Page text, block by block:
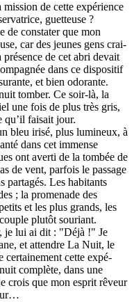
de cette expé­­rience
guet­­teuse ?
de cons­­ta­­ter que mon
car des jeunes gens crai­­
de cet abri devait
dans ce dis­­po­­si­­tif
et bien odo­­rante.
tomber. Ce soir-là, la
une fois de plus très gris,
qu’il fai­­sait jour.
bleu irisé, plus lumi­­neux, à
dans cet immense
ont averti de la tombée de
de vent, par­­fois le pas­­sage
par­­ta­­gés. Les habi­­tants
; la pro­­me­­nade des
et les plus grands, les
plutôt sou­riant.
je lui ai dit : "Déjà !" Je
et atten­­dre La Nuit, le
cer­­tai­­ne­­ment cette expé­­
com­­plète, dans une
crois que mon esprit rêveur